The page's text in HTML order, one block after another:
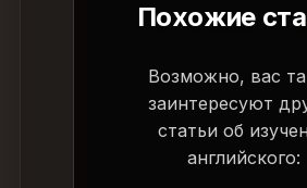
Похожие
Возможно, вас
заинтересуют
статьи об
английского: